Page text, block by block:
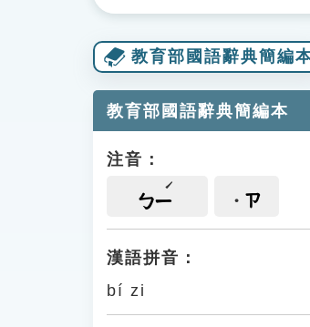
教育部國語辭典簡編
教育部國語辭典簡編本
注音：
ㄅㄧ ㄗ
漢語拼音：
bí zi